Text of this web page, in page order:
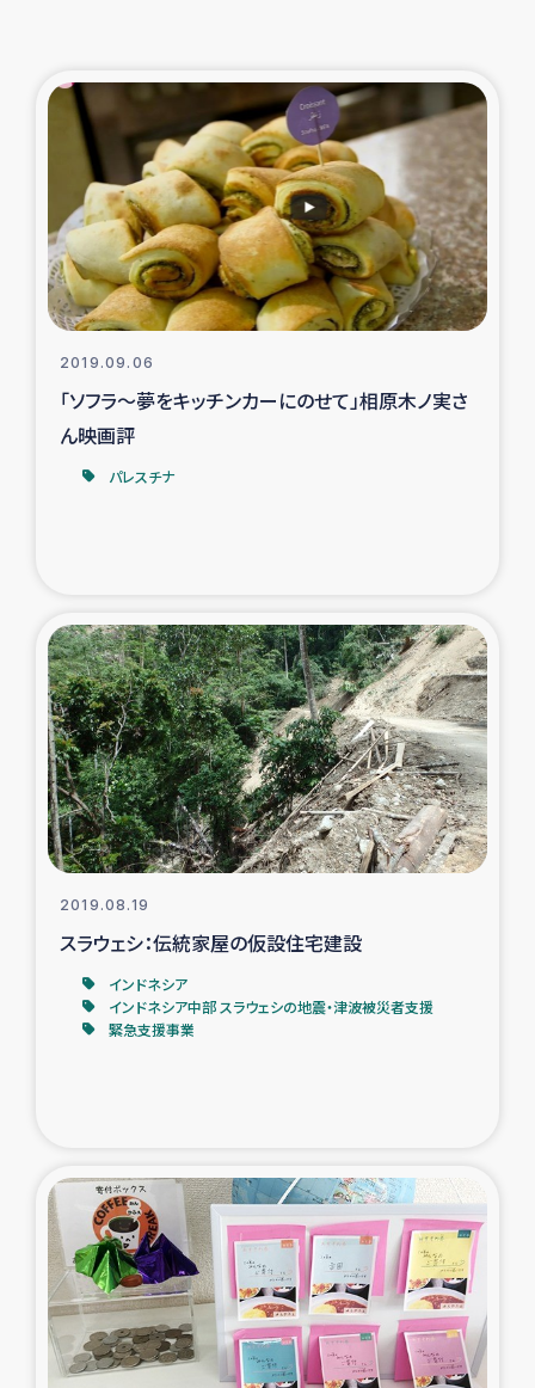
東ティモール豪雨緊急支援
大雨による洪水被災者支援
カカオ生産者支援事業
シリア国内避難民・帰還民の生活再建支援
トルコにおけるシリア難民支援事業
インドネシア中部 スラウェシの地震・津波被災者支援
スリランカ南部洪水被災者支援
スリランカの南北女性をつなぐサリー・リサイクル・プロ
ジェクト
復興支援事業
民際教育事業
女性グループPIFWANITAによる食品加工事業
ガザ人道支援
ミャンマー緊急支援
タイ国境ミャンマー移民子ども支援
漁民によるマングローブ植林活動
レバノンでのシリア難民への食糧・越冬支援
2019.09.06
「ソフラ～夢をキッチンカーにのせて」相原木ノ実さ
ん映画評
パレスチナ
2019.08.19
スラウェシ：伝統家屋の仮設住宅建設
インドネシア
インドネシア中部 スラウェシの地震・津波被災者支援
緊急支援事業